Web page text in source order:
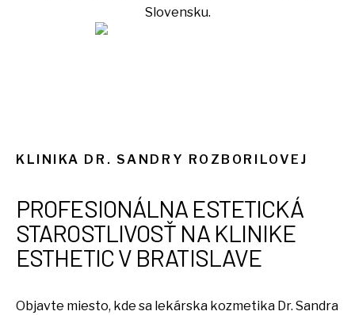
Slovensku.
KLINIKA DR. SANDRY ROZBORILOVEJ
PROFESIONÁLNA ESTETICKÁ
STAROSTLIVOSŤ NA KLINIKE
ESTHETIC V BRATISLAVE
Objavte miesto, kde sa lekárska kozmetika Dr. Sandra